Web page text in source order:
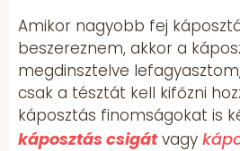
Amikor nagyobb fej
beszereznem, akkor a
megdinsztelve
csak a tésztát kell kifőzni
káposztás finomságokat is
káposztás csigátvagy